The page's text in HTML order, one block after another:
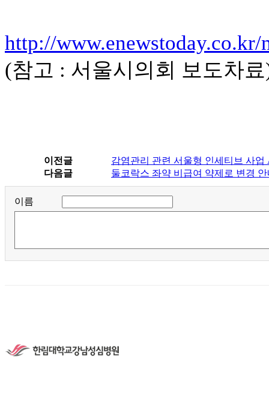
http://
(참고 : 서울시의회 보도차
이전글
감염관리 관련 서울형 인세티브 사업
다음글
둘코락스 좌약 비급여 약제로 변경 안
이름